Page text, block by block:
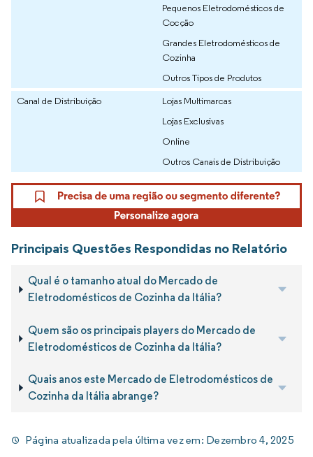
Pequenos Eletrodomésticos de
Cocção
Grandes Eletrodomésticos de
Cozinha
Outros Tipos de Produtos
Canal de Distribuição
Lojas Multimarcas
Lojas Exclusivas
Online
Outros Canais de Distribuição
Principais Questões Respondidas no Relatório
Qual é o tamanho atual do Mercado de
Eletrodomésticos de Cozinha da Itália?
Quem são os principais players do Mercado de
Eletrodomésticos de Cozinha da Itália?
Quais anos este Mercado de Eletrodomésticos de
Cozinha da Itália abrange?
Página atualizada pela última vez em: Dezembro 4, 2025